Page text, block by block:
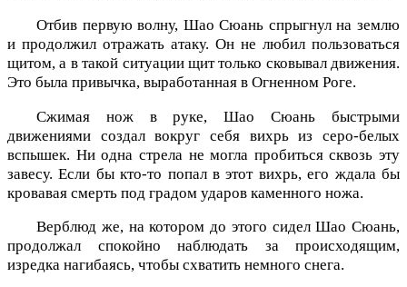
Отбив первую волну, Шао Сюань спрыгнул на землю
и продолжил отражать атаку. Он не любил пользоваться
щитом, а в такой ситуации щит только сковывал движения.
Это была привычка, выработанная в Огненном Роге.
Сжимая нож в руке, Шао Сюань быстрыми
движениями создал вокруг себя вихрь из серо-белых
вспышек. Ни одна стрела не могла пробиться сквозь эту
завесу. Если бы кто-то попал в этот вихрь, его ждала бы
кровавая смерть под градом ударов каменного ножа.
Верблюд же, на котором до этого сидел Шао Сюань,
продолжал спокойно наблюдать за происходящим,
изредка нагибаясь, чтобы схватить немного снега.